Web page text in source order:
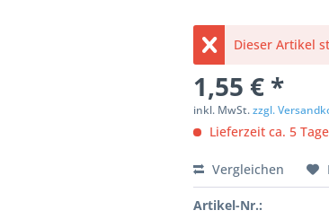
Dieser Artikel
1,55 € *
inkl. MwSt.zzgl.
Lieferzeit ca. 5 Tage
Vergleichen
Artikel-Nr.: